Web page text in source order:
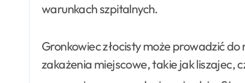
warunkach szpitalnych.
Gronkowiec złocisty może prowadzić
zakażenia miejscowe, takie jak liszajec,